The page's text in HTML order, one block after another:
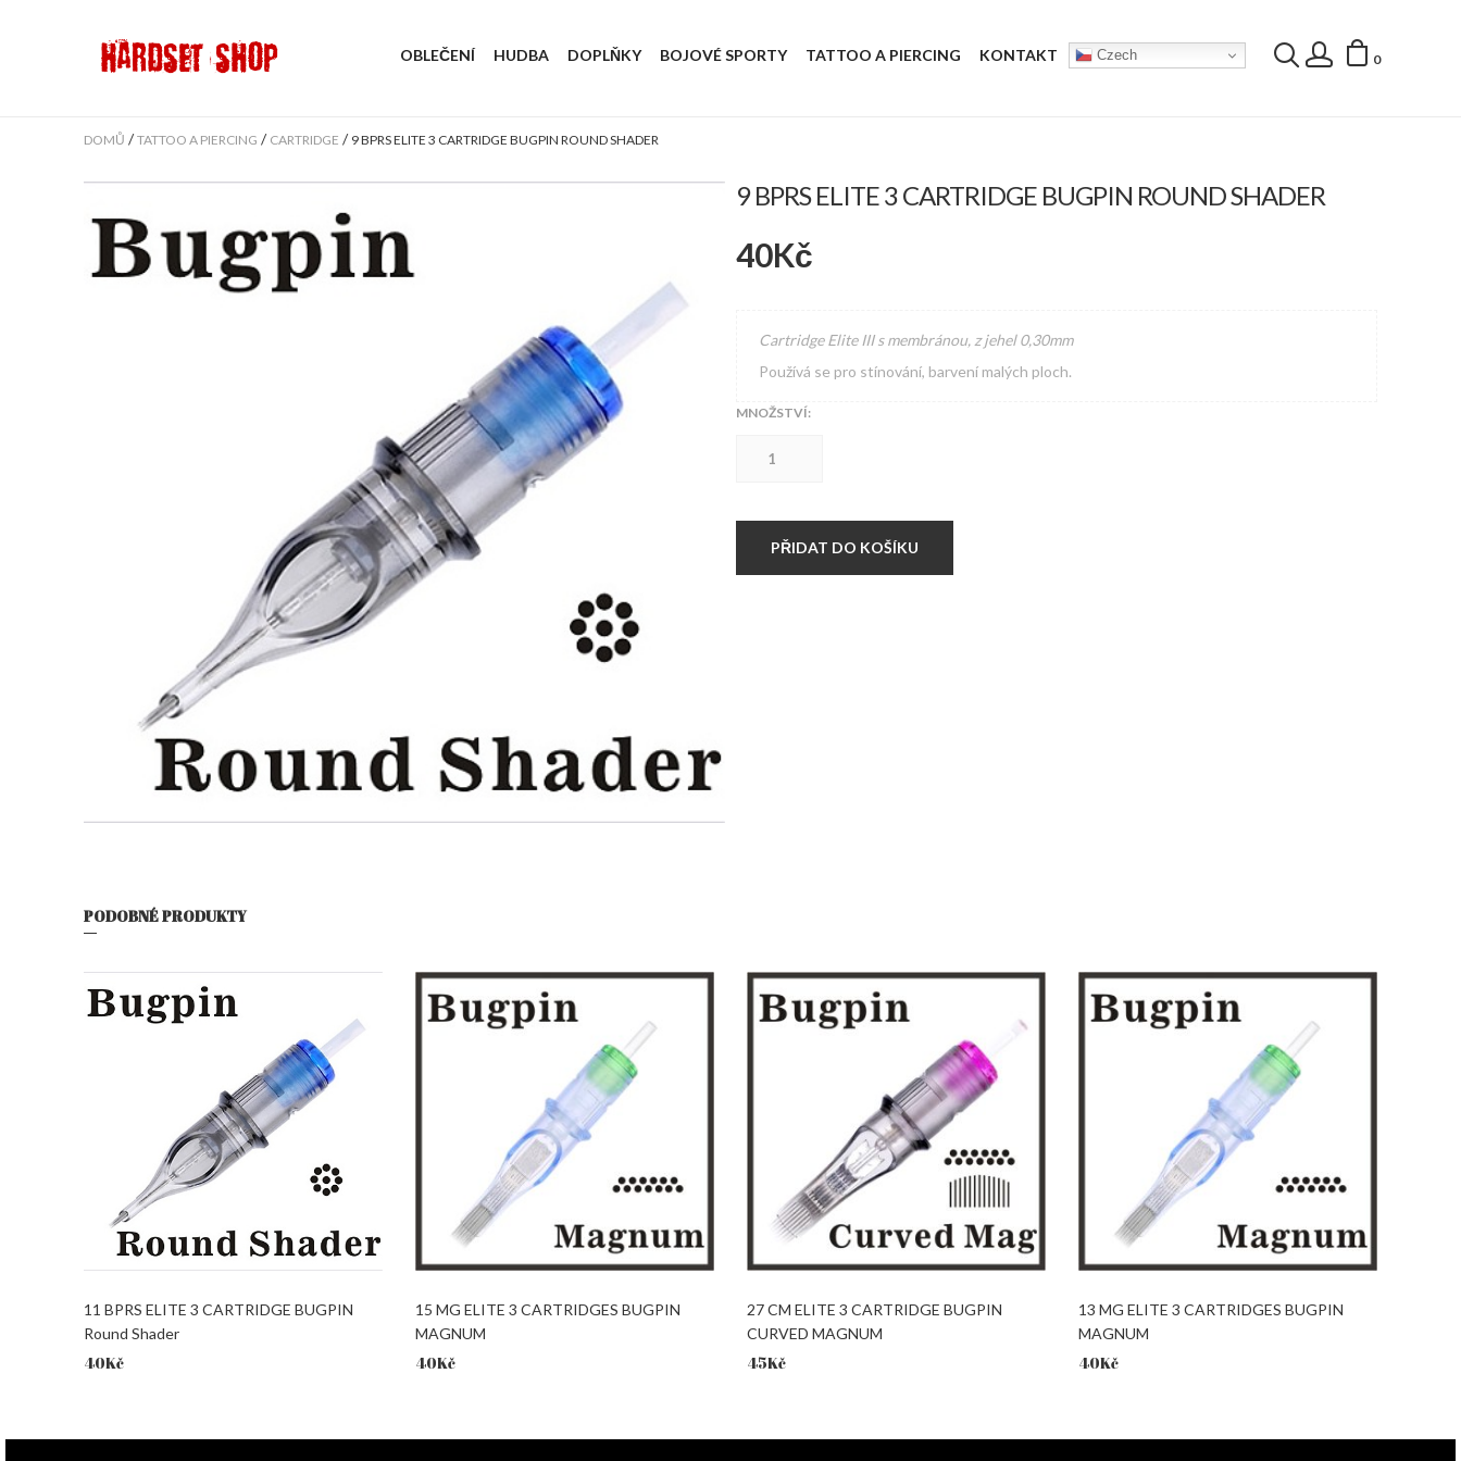
OBLEČENÍ HUDBA DOPLŇKY BOJOVÉ SPORTY TATTOO A PIERCING KONTAKT Czech 0
DOMŮ /TATTOO A PIERCING / CARTRIDGE / 9 BPRS ELITE 3 CARTRIDGE BUGPIN ROUND SHADER
9 BPRS ELITE 3 CARTRIDGE BUGPIN ROUND SHADER
40Kč
Cartridge Elite III s membránou, z jehel 0,30mm
Používá se pro stínování, barvení malých ploch.
MNOŽSTVÍ:
BPRS
CARTRIDGE
BUGPINPŘIDAT DO KOŠÍKU
PODOBNÉ PRODUKTY
11 BPRS ELITE 3 CARTRIDGE BUGPIN
Round Shader
40Kč
15 MG ELITE 3 CARTRIDGES BUGPIN
MAGNUM
40Kč
27 CM ELITE 3 CARTRIDGE BUGPIN
CURVED MAGNUM
45Kč
13 MG ELITE 3 CARTRIDGES BUGPIN
MAGNUM
40Kč